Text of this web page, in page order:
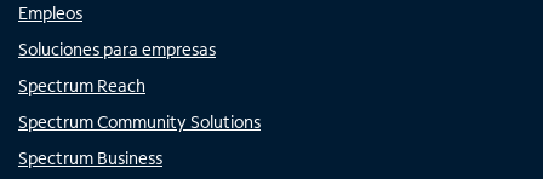
Empleos
Soluciones para empresas
Spectrum Reach
Spectrum Community Solutions
Spectrum Business